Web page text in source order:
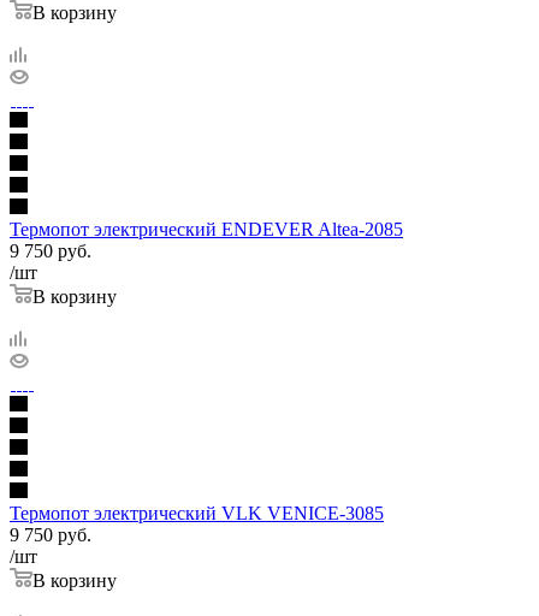
В корзину
Термопот электрический ENDEVER Altea-2085
9 750 руб.
/шт
В корзину
Термопот электрический VLK VENICE-3085
9 750 руб.
/шт
В корзину